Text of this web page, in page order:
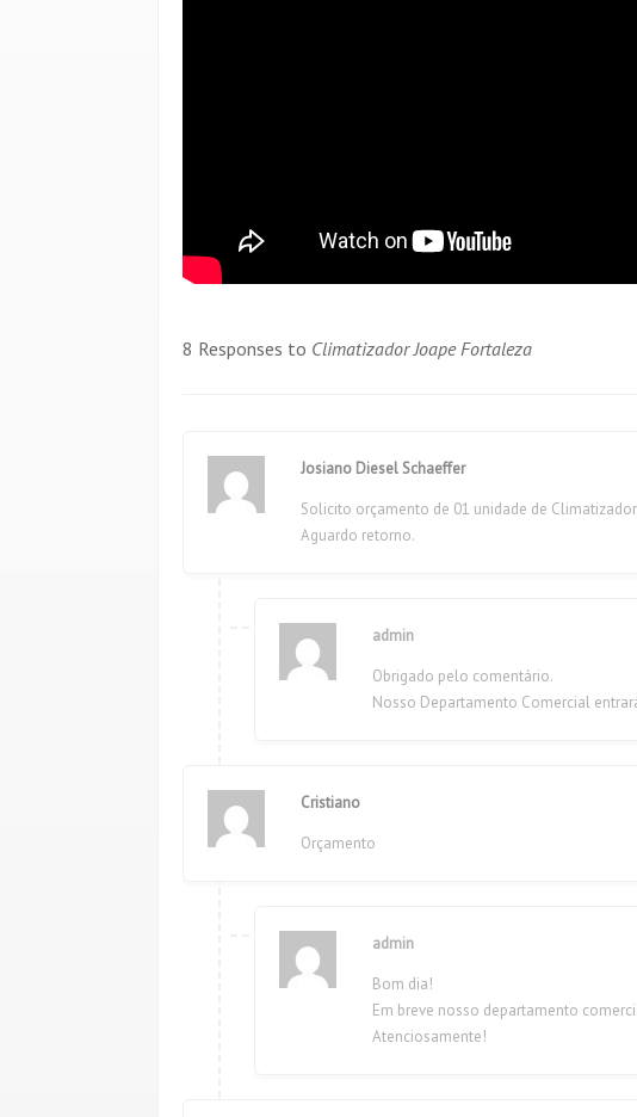
8 Responses to Climatizador Joape Fortaleza
Josiano Diesel Schaeffer
Solicito orçamento de 01 unidade de
Aguardo retorno.
admin
Obrigado pelo comentário.
Nosso Departamento Comercial
Cristiano
Orçamento
admin
Bom dia!
Em breve nosso departamento
Atenciosamente!